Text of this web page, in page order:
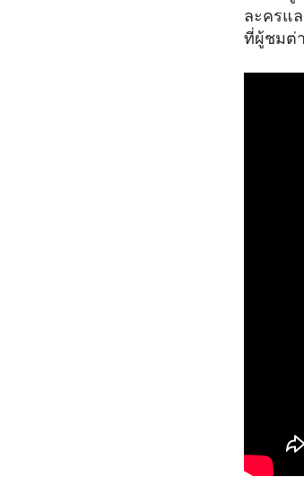
ละครแ
ที่ผู้ชมต่